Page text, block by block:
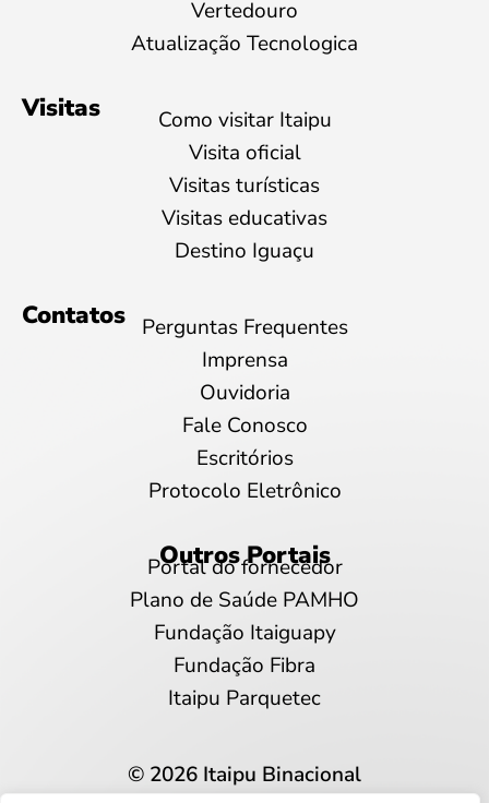
Vertedouro
Atualização Tecnologica
Visitas
Como visitar Itaipu
Visita oficial
Visitas turísticas
Visitas educativas
Destino Iguaçu
Contatos
Perguntas Frequentes
Imprensa
Ouvidoria
Fale Conosco
Escritórios
Protocolo Eletrônico
Outros Portais
Portal do fornecedor
Plano de Saúde PAMHO
Fundação Itaiguapy
Fundação Fibra
Itaipu Parquetec
© 2026 Itaipu Binacional